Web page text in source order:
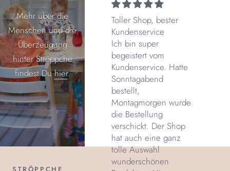
Toller Shop, bester
Kundenservice
Ich bin super
begeistert vom
Kundenservice. Hatte
Sonntagabend
bestellt,
Montagmorgen wurde
die Bestellung
verschickt. Der Shop
hat auch eine ganz
tolle Auswahl
wunderschönen
Mehr über die
Menschen und die
Überzeugung
hinter Ströppche
findest Duhier.